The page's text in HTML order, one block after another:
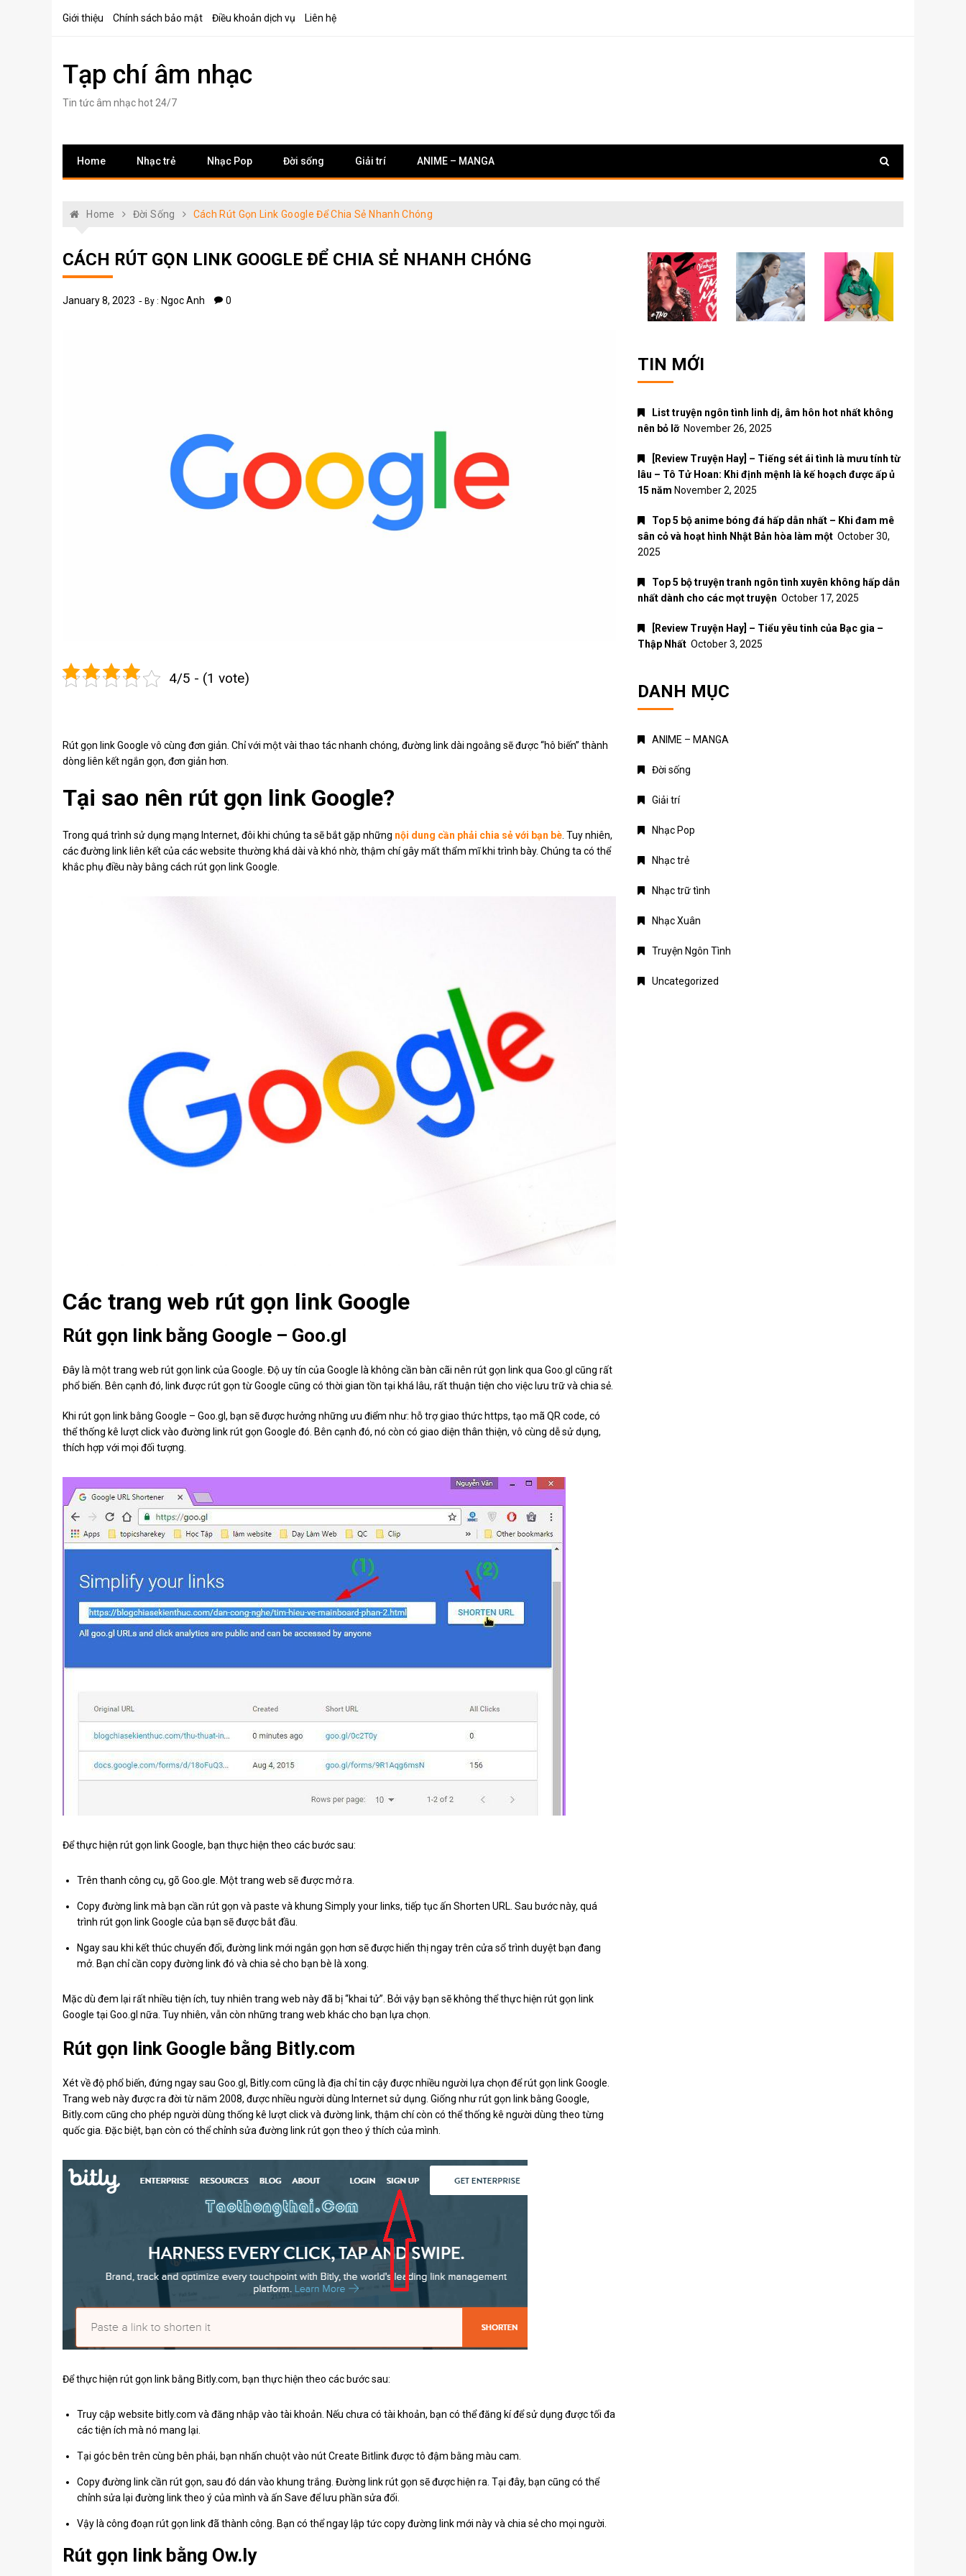
Giới thiệu Chính sách bảo mật Điều khoản dịch vụ Liên hệ
Tạp chí âm nhạc
Tin tức âm nhạc hot 24/7
Home Nhạc trẻ Nhạc Pop Đời sống Giải trí ANIME – MANGA
Home Đời Sống Cách Rút Gọn Link Google Để Chia Sẻ Nhanh Chóng
CÁCH RÚT GỌN LINK GOOGLE ĐỂ CHIA SẺ NHANH CHÓNG
January 8, 2023 By : Ngoc Anh 0
4/5 - (1 vote)
Rút gọn link Google vô cùng đơn giản. Chỉ với một vài thao tác nhanh chóng, đường link dài ngoằng sẽ được “hô biến” thành
dòng liên kết ngắn gọn, đơn giản hơn.
Tại sao nên rút gọn link Google?
Trong quá trình sử dụng mạng Internet, đôi khi chúng ta sẽ bắt gặp những nội dung cần phải chia sẻ với bạn bè . Tuy nhiên,
các đường link liên kết của các website thường khá dài và khó nhờ, thậm chí gây mất thẩm mĩ khi trình bày. Chúng ta có thể
khắc phụ điều này bằng cách rút gọn link Google.
Các trang web rút gọn link Google
Rút gọn link bằng Google – Goo.gl
Đây là một trang web rút gọn link của Google. Độ uy tín của Google là không cần bàn cãi nên rút gọn link qua Goo.gl cũng rất
phổ biến. Bên cạnh đó, link được rút gọn từ Google cũng có thời gian tồn tại khá lâu, rất thuận tiện cho việc lưu trữ và chia sẻ.
Khi rút gọn link bằng Google – Goo.gl, bạn sẽ được hưởng những ưu điểm như: hỗ trợ giao thức https, tạo mã QR code, có
thể thống kê lượt click vào đường link rút gọn Google đó. Bên cạnh đó, nó còn có giao diện thân thiện, vô cùng dễ sử dụng,
thích hợp với mọi đối tượng.
Để thực hiện rút gọn link Google, bạn thực hiện theo các bước sau:
Trên thanh công cụ, gõ Goo.gle. Một trang web sẽ được mở ra.
Copy đường link mà bạn cần rút gọn và paste và khung Simply your links, tiếp tục ấn Shorten URL. Sau bước này, quá
trình rút gọn link Google của bạn sẽ được bắt đầu.
Ngay sau khi kết thúc chuyển đổi, đường link mới ngắn gọn hơn sẽ được hiển thị ngay trên cửa sổ trình duyệt bạn đang
mở. Bạn chỉ cần copy đường link đó và chia sẻ cho bạn bè là xong.
Mặc dù đem lại rất nhiều tiện ích, tuy nhiên trang web này đã bị “khai tử”. Bởi vậy bạn sẽ không thể thực hiện rút gọn link
Google tại Goo.gl nữa. Tuy nhiên, vẫn còn những trang web khác cho bạn lựa chọn.
Rút gọn link Google bằng Bitly.com
Xét về độ phổ biến, đứng ngay sau Goo.gl, Bitly.com cũng là địa chỉ tin cậy được nhiều người lựa chọn để rút gọn link Google.
Trang web này được ra đời từ năm 2008, được nhiều người dùng Internet sử dụng. Giống như rút gọn link bằng Google,
Bitly.com cũng cho phép người dùng thống kê lượt click và đường link, thậm chí còn có thể thống kê người dùng theo từng
quốc gia. Đặc biệt, bạn còn có thể chỉnh sửa đường link rút gọn theo ý thích của mình.
Để thực hiện rút gọn link bằng Bitly.com, bạn thực hiện theo các bước sau:
Truy cập website bitly.com và đăng nhập vào tài khoản. Nếu chưa có tài khoản, bạn có thể đăng kí để sử dụng được tối đa
các tiện ích mà nó mang lại.
Tại góc bên trên cùng bên phải, bạn nhấn chuột vào nút Create Bitlink được tô đậm bằng màu cam.
Copy đường link cần rút gọn, sau đó dán vào khung trắng. Đường link rút gọn sẽ được hiện ra. Tại đây, bạn cũng có thể
chỉnh sửa lại đường link theo ý của mình và ấn Save để lưu phần sửa đổi.
Vậy là công đoạn rút gọn link đã thành công. Bạn có thể ngay lập tức copy đường link mới này và chia sẻ cho mọi người.
Rút gọn link bằng Ow.ly
TIN MỚI
List truyện ngôn tình linh dị, âm hôn hot nhất không
nên bỏ lỡ November 26, 2025
[Review Truyện Hay] – Tiếng sét ái tình là mưu tính từ
lâu – Tô Tử Hoan: Khi định mệnh là kế hoạch được ấp ủ
15 năm November 2, 2025
Top 5 bộ anime bóng đá hấp dẫn nhất – Khi đam mê
sân cỏ và hoạt hình Nhật Bản hòa làm một October 30,
2025
Top 5 bộ truyện tranh ngôn tình xuyên không hấp dẫn
nhất dành cho các mọt truyện October 17, 2025
[Review Truyện Hay] – Tiểu yêu tinh của Bạc gia –
Thập Nhất October 3, 2025
DANH MỤC
ANIME – MANGA
Đời sống
Giải trí
Nhạc Pop
Nhạc trẻ
Nhạc trữ tình
Nhạc Xuân
Truyện Ngôn Tình
Uncategorized